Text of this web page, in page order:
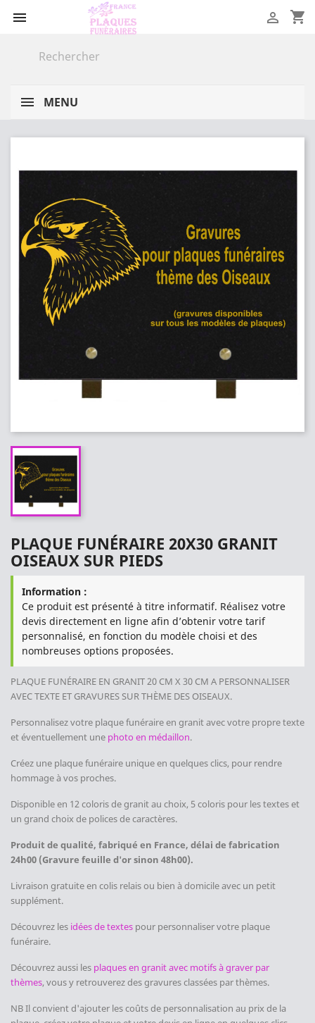
 shopping_cart

MENU
PLAQUE FUNÉRAIRE 20X30 GRANIT
OISEAUX SUR PIEDS
Information :
Ce produit est présenté à titre informatif. Réalisez votre
devis directement en ligne afin d’obtenir votre tarif
personnalisé, en fonction du modèle choisi et des
nombreuses options proposées.
PLAQUE FUNÉRAIRE EN GRANIT 20 CM X 30 CM A PERSONNALISER
AVEC TEXTE ET GRAVURES SUR THÈME DES OISEAUX.
Personnalisez votre plaque funéraire en granit avec votre propre texte
et éventuellement une photo en médaillon.
Créez une plaque funéraire unique en quelques clics, pour rendre
hommage à vos proches.
Disponible en 12 coloris de granit au choix, 5 coloris pour les textes et
un grand choix de polices de caractères.
Produit de qualité, fabriqué en France, délai de fabrication
24h00 (Gravure feuille d'or sinon 48h00).
Livraison gratuite en colis relais ou bien à domicile avec un petit
supplément.
Découvrez les idées de textes pour personnaliser votre plaque
funéraire.
Découvrez aussi les plaques en granit avec motifs à graver par
thèmes, vous y retrouverez des gravures classées par thèmes.
NB Il convient d'ajouter les coûts de personnalisation au prix de la